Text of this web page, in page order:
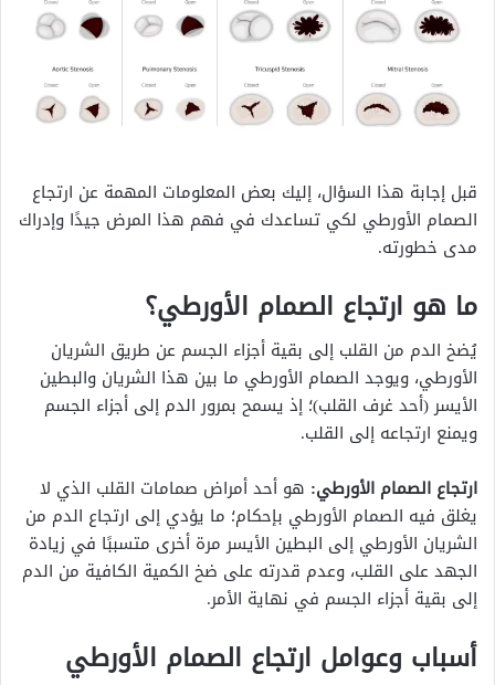
قبل إجابة هذا السؤال، إليك بعض المعلومات المهمة عن ارتجاع
الصمام الأورطي لكي تساعدك في فهم هذا المرض جيدًا وإدراك
مدى خطورته.
ما هو ارتجاع الصمام الأورطي؟
يُضخ الدم من القلب إلى بقية أجزاء الجسم عن طريق الشريان
الأورطي، ويوجد الصمام الأورطي ما بين هذا الشريان والبطين
الأيسر (أحد غرف القلب)؛ إذ يسمح بمرور الدم إلى أجزاء الجسم
ويمنع ارتجاعه إلى القلب.
ارتجاع الصمام الأورطي: هو أحد أمراض صمامات القلب الذي لا
يغلق فيه الصمام الأورطي بإحكام؛ ما يؤدي إلى ارتجاع الدم من
الشريان الأورطي إلى البطين الأيسر مرة أخرى متسببًا في زيادة
الجهد على القلب، وعدم قدرته على ضخ الكمية الكافية من الدم
إلى بقية أجزاء الجسم في نهاية الأمر.
أسباب وعوامل ارتجاع الصمام الأورطي